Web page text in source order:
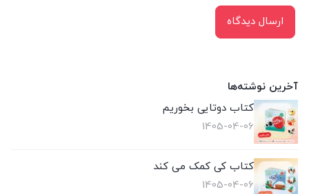
آخرین نوشته‌ها
کتاب دوتایی بخوریم
1405-04-06
کتاب کی کمک می کند
1405-04-06